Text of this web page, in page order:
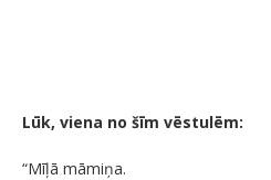
Lūk, viena no šīm vēstulēm:
“Mīļā māmiņa.